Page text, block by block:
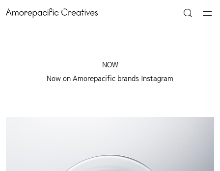
NOW
Now on Amorepacific brands Instagram